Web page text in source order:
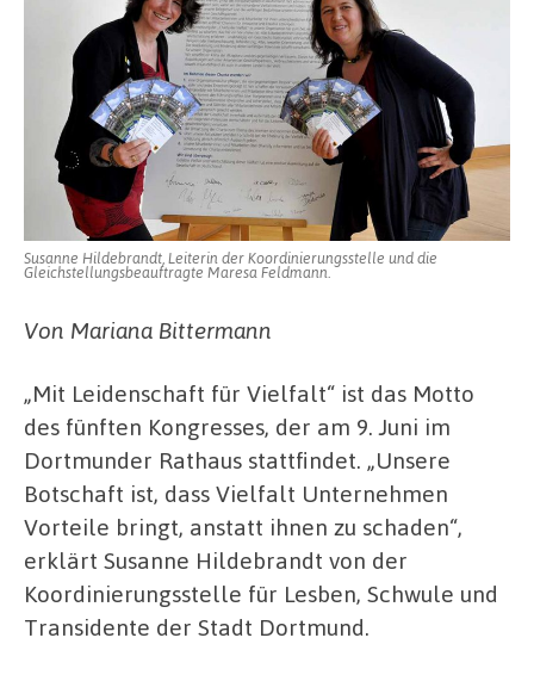
Susanne Hildebrandt, Leiterin der Koordinierungsstelle und die
Gleichstellungsbeauftragte Maresa Feldmann.
Von Mariana Bittermann
„Mit Leidenschaft für Vielfalt“ ist das Motto
des fünften Kongresses, der am 9. Juni im
Dortmunder Rathaus stattfindet. „Unsere
Botschaft ist, dass Vielfalt Unternehmen
Vorteile bringt, anstatt ihnen zu schaden“,
erklärt Susanne Hildebrandt von der
Koordinierungsstelle für Lesben, Schwule und
Transidente der Stadt Dortmund.